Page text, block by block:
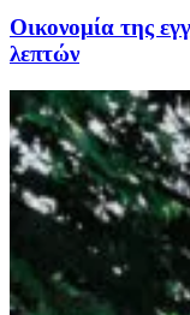
Οικονομία της
λεπτών